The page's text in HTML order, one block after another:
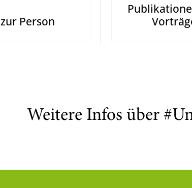
zur Person
Weitere Infos über